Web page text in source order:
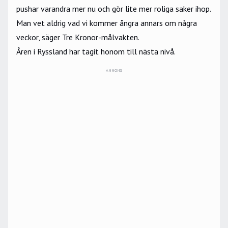
pushar varandra mer nu och gör lite mer roliga saker ihop.
Man vet aldrig vad vi kommer ångra annars om några
veckor, säger Tre Kronor-målvakten.
Åren i Ryssland har tagit honom till nästa nivå.
ANNONS